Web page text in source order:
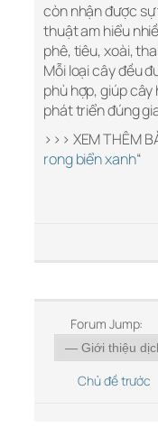
còn nhận được
thuật am hiểu
phê, tiêu, xoài,
Mỗi loại cây đều
phù hợp, giúp
phát triển đúng
>>> XEM THÊM
rong biển xanh“
Forum Jump:
Chủ đề trước